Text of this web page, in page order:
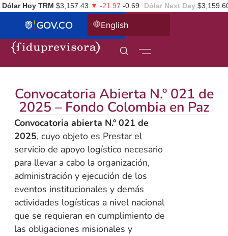
Dólar Hoy TRM $3,157.43 ▼ -21.97 -0.69 Dólar Next Day
English
Convocatoria Abierta N.º 021 de
2025 – Fondo Colombia en Paz
Convocatoria abierta N.º 021 de
2025, cuyo objeto es Prestar el
servicio de apoyo logístico necesario
para llevar a cabo la organización,
administración y ejecución de los
eventos institucionales y demás
actividades logísticas a nivel nacional
que se requieran en cumplimiento de
las obligaciones misionales y